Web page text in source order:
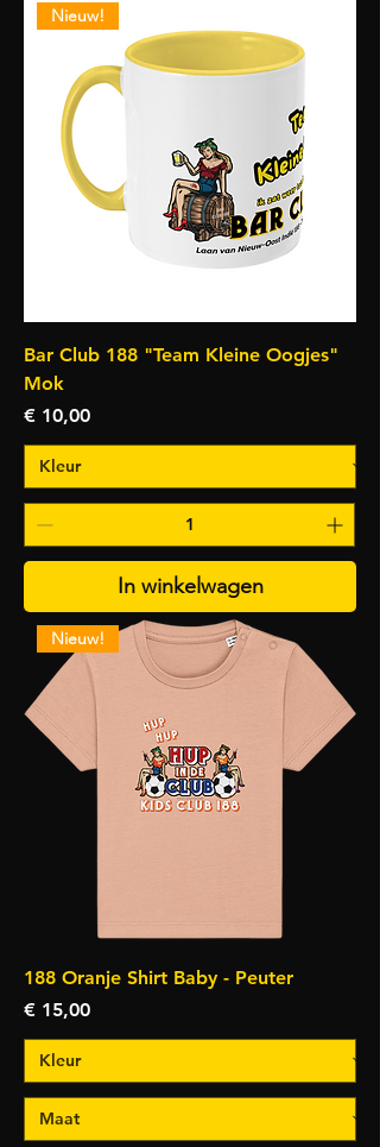
Nieuw!
Bar Club 188 "Team Kleine Oogjes"
Mok
Prijs
€ 10,00
In winkelwagen
Nieuw!
188 Oranje Shirt Baby - Peuter
Prijs
€ 15,00